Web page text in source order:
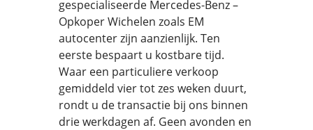
gespecialiseerde Mercedes-Benz –
Opkoper Wichelen zoals EM
autocenter zijn aanzienlijk. Ten
eerste bespaart u kostbare tijd.
Waar een particuliere verkoop
gemiddeld vier tot zes weken duurt,
rondt u de transactie bij ons binnen
drie werkdagen af. Geen avonden en